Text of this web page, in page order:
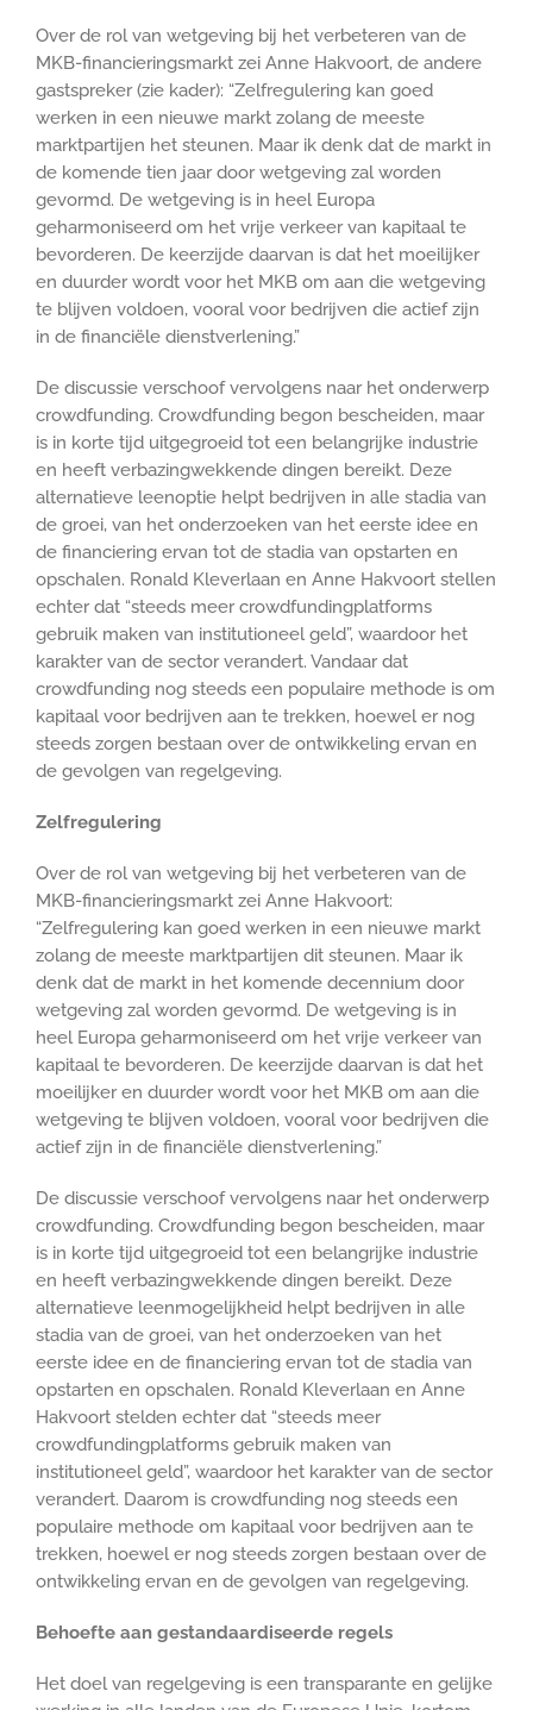
Over de rol van wetgeving bij het verbeteren van de
MKB-financieringsmarkt zei Anne Hakvoort, de andere
gastspreker (zie kader): “Zelfregulering kan goed
werken in een nieuwe markt zolang de meeste
marktpartijen het steunen. Maar ik denk dat de markt in
de komende tien jaar door wetgeving zal worden
gevormd. De wetgeving is in heel Europa
geharmoniseerd om het vrije verkeer van kapitaal te
bevorderen. De keerzijde daarvan is dat het moeilijker
en duurder wordt voor het MKB om aan die wetgeving
te blijven voldoen, vooral voor bedrijven die actief zijn
in de financiële dienstverlening.”
De discussie verschoof vervolgens naar het onderwerp
crowdfunding. Crowdfunding begon bescheiden, maar
is in korte tijd uitgegroeid tot een belangrijke industrie
en heeft verbazingwekkende dingen bereikt. Deze
alternatieve leenoptie helpt bedrijven in alle stadia van
de groei, van het onderzoeken van het eerste idee en
de financiering ervan tot de stadia van opstarten en
opschalen. Ronald Kleverlaan en Anne Hakvoort stellen
echter dat “steeds meer crowdfundingplatforms
gebruik maken van institutioneel geld”, waardoor het
karakter van de sector verandert. Vandaar dat
crowdfunding nog steeds een populaire methode is om
kapitaal voor bedrijven aan te trekken, hoewel er nog
steeds zorgen bestaan over de ontwikkeling ervan en
de gevolgen van regelgeving.
Zelfregulering
Over de rol van wetgeving bij het verbeteren van de
MKB-financieringsmarkt zei Anne Hakvoort:
“Zelfregulering kan goed werken in een nieuwe markt
zolang de meeste marktpartijen dit steunen. Maar ik
denk dat de markt in het komende decennium door
wetgeving zal worden gevormd. De wetgeving is in
heel Europa geharmoniseerd om het vrije verkeer van
kapitaal te bevorderen. De keerzijde daarvan is dat het
moeilijker en duurder wordt voor het MKB om aan die
wetgeving te blijven voldoen, vooral voor bedrijven die
actief zijn in de financiële dienstverlening.”
De discussie verschoof vervolgens naar het onderwerp
crowdfunding. Crowdfunding begon bescheiden, maar
is in korte tijd uitgegroeid tot een belangrijke industrie
en heeft verbazingwekkende dingen bereikt. Deze
alternatieve leenmogelijkheid helpt bedrijven in alle
stadia van de groei, van het onderzoeken van het
eerste idee en de financiering ervan tot de stadia van
opstarten en opschalen. Ronald Kleverlaan en Anne
Hakvoort stelden echter dat “steeds meer
crowdfundingplatforms gebruik maken van
institutioneel geld”, waardoor het karakter van de sector
verandert. Daarom is crowdfunding nog steeds een
populaire methode om kapitaal voor bedrijven aan te
trekken, hoewel er nog steeds zorgen bestaan over de
ontwikkeling ervan en de gevolgen van regelgeving.
Behoefte aan gestandaardiseerde regels
Het doel van regelgeving is een transparante en gelijke